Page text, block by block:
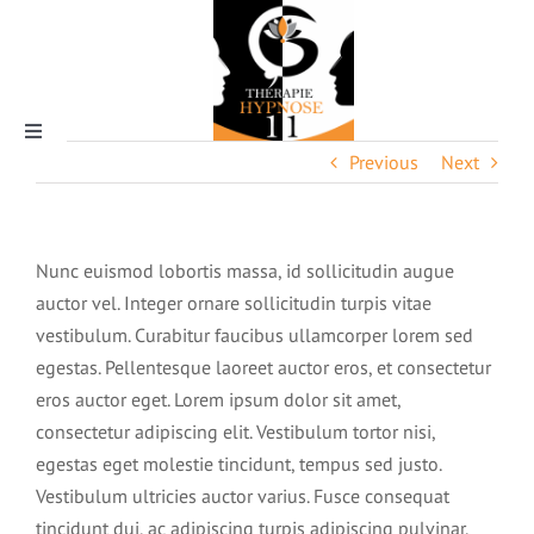
Toggle
L’Hypnose
Pourquoi thérapie hypnose 11
La magie de l’hypnose
Tarifs & rendez-vous
Previous Next
Nunc euismod lobortis massa, id sollicitudin augue
auctor vel. Integer ornare sollicitudin turpis vitae
vestibulum. Curabitur faucibus ullamcorper lorem sed
egestas. Pellentesque laoreet auctor eros, et consectetur
eros auctor eget. Lorem ipsum dolor sit amet,
consectetur adipiscing elit. Vestibulum tortor nisi,
egestas eget molestie tincidunt, tempus sed justo.
Vestibulum ultricies auctor varius. Fusce consequat
tincidunt dui, ac adipiscing turpis adipiscing pulvinar.